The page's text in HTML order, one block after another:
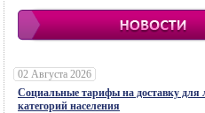
02 Августа 2026
Социальные тарифы на доставку для
категорий населения